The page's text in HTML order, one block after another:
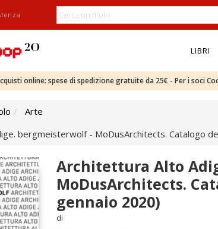
LIBRI
online: spese di spedizione gratuite da 25€ - Per i soci
Arte
bergmeisterwolf - MoDusArchitects. Catalogo
Architettura Alto
MoDusArchitects.
gennaio 2020)
di